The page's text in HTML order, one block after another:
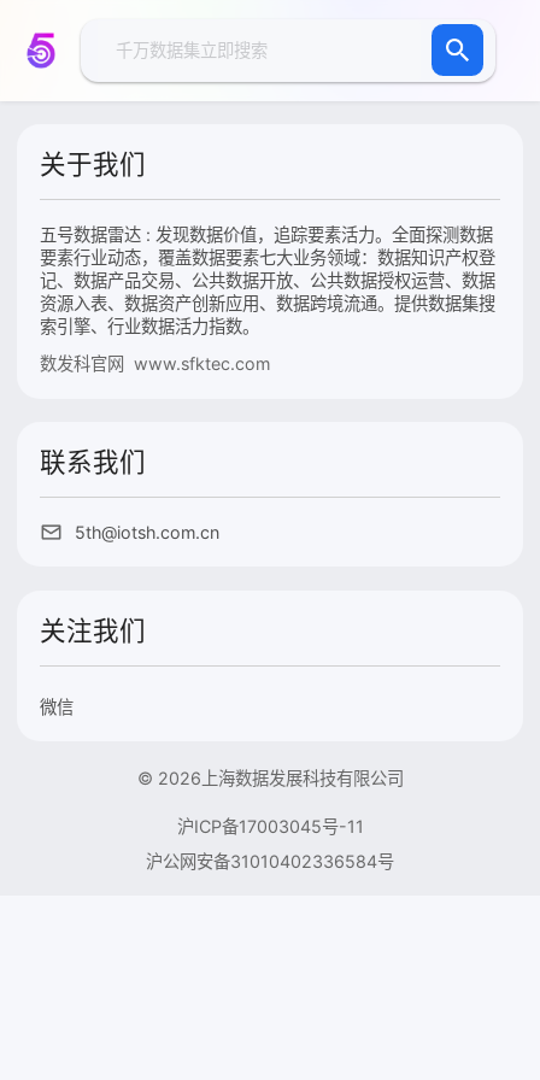
关于我们
五号数据雷达 : 发现数据价值，追踪要素活力。全面探测数据
要素行业动态，覆盖数据要素七大业务领域：数据知识产权登
记、数据产品交易、公共数据开放、公共数据授权运营、数据
资源入表、数据资产创新应用、数据跨境流通。提供数据集搜
索引擎、行业数据活力指数。
数发科官网 www.sfktec.com
联系我们
5th@iotsh.com.cn
关注我们
微信
© 2026上海数据发展科技有限公司
沪ICP备17003045号-11
沪公网安备31010402336584号